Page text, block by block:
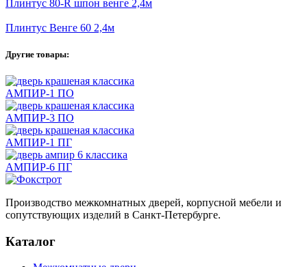
Плинтус 80-R шпон венге 2,4м
Плинтус Венге 60 2,4м
Другие товары:
АМПИР-1 ПО
АМПИР-3 ПО
АМПИР-1 ПГ
АМПИР-6 ПГ
Производство межкомнатных дверей, корпусной мебели и
сопутствующих изделий в Санкт-Петербурге.
Каталог